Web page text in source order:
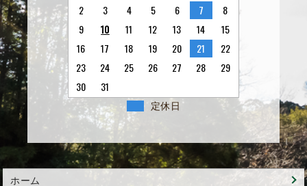
2
3 4 5 6 7
8
9
10 11 12 13 14
15
16
17 18 19 20 21
22
23
24 25 26 27 28
29
30
31
定休日
ホーム